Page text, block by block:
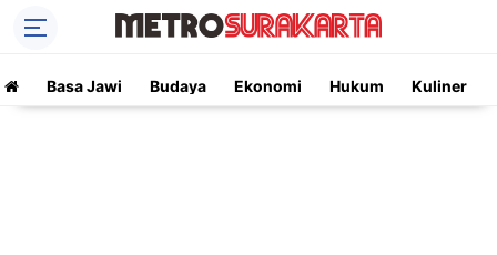
Basa Jawi Budaya Ekonomi Hukum Kuliner